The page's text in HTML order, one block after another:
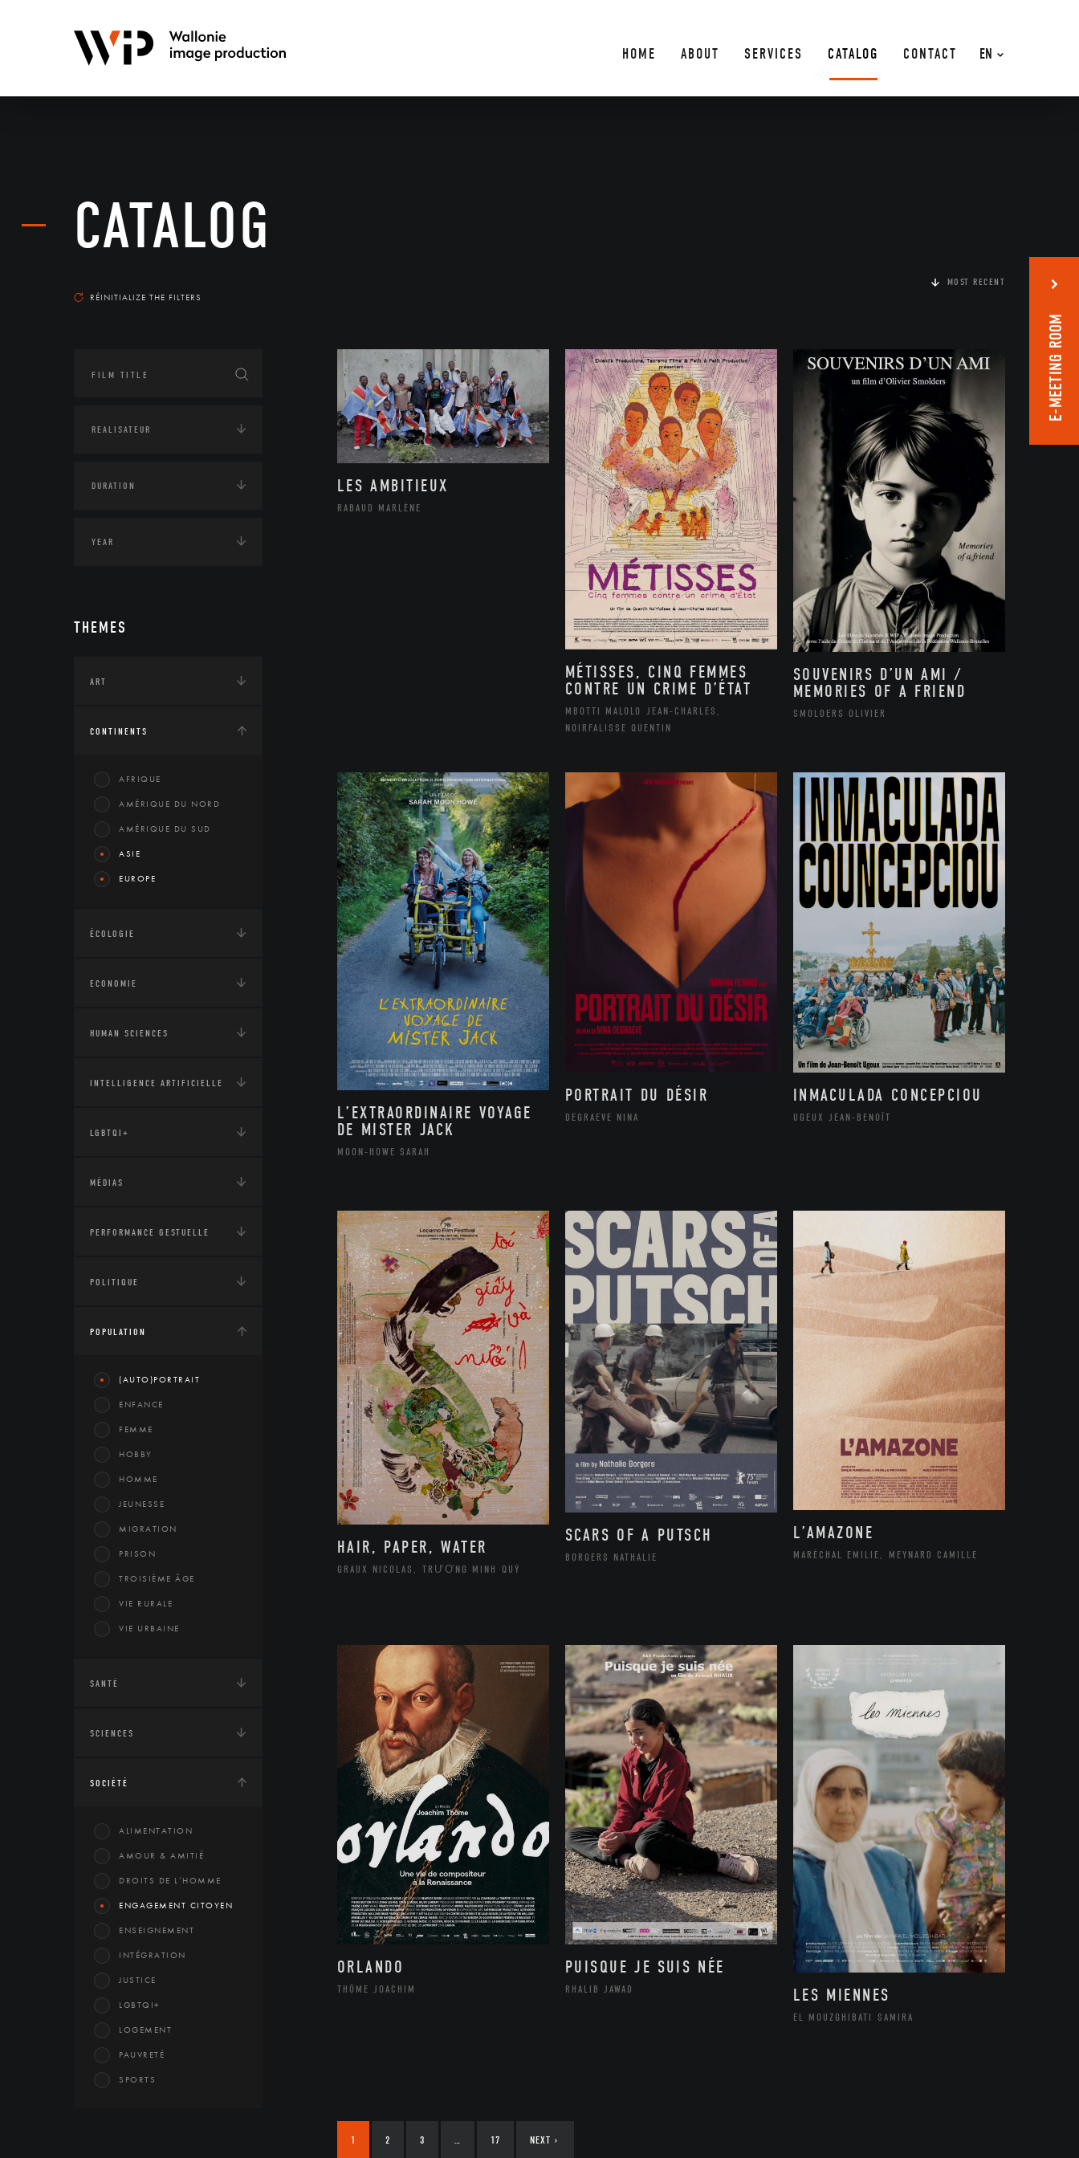
EN
HOME ABOUT SERVICES CATALOG CONTACT
CATALOG
RÉINITIALIZE THE FILTERS
THEMES
ART
CONTINENTS
AFRIQUE
AMÉRIQUE DU NORD
AMÉRIQUE DU SUD
ASIE
EUROPE
ÉCOLOGIE
ECONOMIE
HUMAN SCIENCES
INTELLIGENCE ARTIFICIELLE
LGBTQI+
MÉDIAS
PERFORMANCE GESTUELLE
POLITIQUE
POPULATION
(AUTO)PORTRAIT
ENFANCE
FEMME
HOBBY
HOMME
JEUNESSE
MIGRATION
PRISON
TROISIÈME ÂGE
VIE RURALE
VIE URBAINE
SANTÉ
SCIENCES
SOCIÉTÉ
ALIMENTATION
AMOUR & AMITIÉ
DROITS DE L’HOMME
ENGAGEMENT CITOYEN
ENSEIGNEMENT
INTÉGRATION
JUSTICE
LGBTQI+
LOGEMENT
PAUVRETÉ
SPORTS
MOST RECENT
LES AMBITIEUX
RABAUD MARLÈNE
MÉTISSES, CINQ FEMMES
CONTRE UN CRIME D’ÉTAT
MBOTTI MALOLO JEAN-CHARLES,
NOIRFALISSE QUENTIN
SOUVENIRS D’UN AMI /
MEMORIES OF A FRIEND
SMOLDERS OLIVIER
L’EXTRAORDINAIRE VOYAGE
DE MISTER JACK
MOON-HOWE SARAH
PORTRAIT DU DÉSIR
DEGRAEVE NINA
INMACULADA CONCEPCIOU
UGEUX JEAN-BENOÎT
HAIR, PAPER, WATER
GRAUX NICOLAS, TRƯƠNG MINH QUÝ
SCARS OF A PUTSCH
BORGERS NATHALIE
L’AMAZONE
MARÉCHAL EMILIE, MEYNARD CAMILLE
ORLANDO
THÔME JOACHIM
PUISQUE JE SUIS NÉE
RHALIB JAWAD LES MIENNES
EL MOUZGHIBATI SAMIRA
1 2 3 17 NEXT ›
E-MEETING ROOM